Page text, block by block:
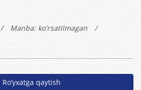
/ Manba: ko'rsatilmagan
/
Ro’yxatga qaytish